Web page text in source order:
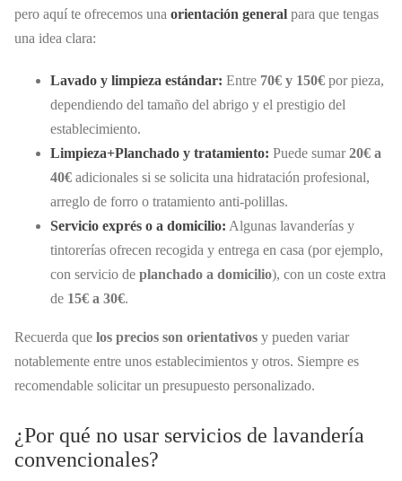
pero aquí te ofrecemos una orientación general para que tengas
una idea clara:
Lavado y limpieza estándar: Entre 70€ y 150€ por pieza,
dependiendo del tamaño del abrigo y el prestigio del
establecimiento.
Limpieza+Planchado y tratamiento: Puede sumar20€ a
40€ adicionales si se solicita una hidratación profesional,
arreglo de forro o tratamiento anti-polillas.
Servicio exprés o a domicilio: Algunas lavanderías y
tintorerías ofrecen recogida y entrega en casa (por ejemplo,
con servicio de planchado a domicilio), con un coste extra
de 15€ a 30€.
Recuerda que los precios son orientativos y pueden variar
notablemente entre unos establecimientos y otros. Siempre es
recomendable solicitar un presupuesto personalizado.
¿Por qué no usar servicios de lavandería
convencionales?